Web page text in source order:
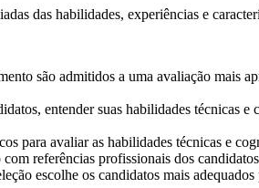
das habilidades, experiências e
são admitidos a uma avaliação mais
entender suas habilidades técnicas
para avaliar as habilidades técnicas e
referências profissionais dos
escolhe os candidatos mais